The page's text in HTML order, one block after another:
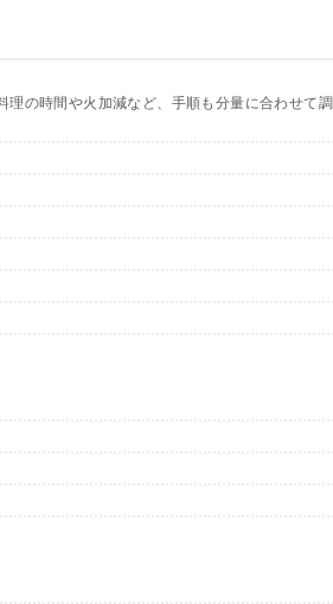
の時間や火加減など、手順も分量に合わせて調